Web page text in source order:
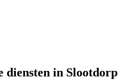
diensten in Slootdorp